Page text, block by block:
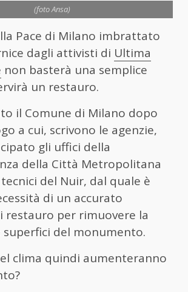
(foto Ansa)
Pace di Milano imbrattato
dagli attivisti di Ultima
non basterà una semplice
un restauro.
il Comune di Milano dopo
a cui, scrivono le agenzie,
gli uffici della
della Città Metropolitana
del Nuir, dal quale è
di un accurato
restauro per rimuovere la
superfici del monumento.
clima quindi aumenteranno